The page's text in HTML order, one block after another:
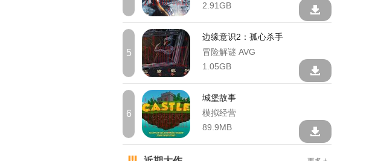
2.91GB
5
边缘意识2：孤心杀手
冒险解谜 AVG
1.05GB
6
城堡故事
模拟经营
89.9MB